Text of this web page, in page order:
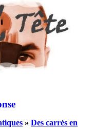
» Des carrés en